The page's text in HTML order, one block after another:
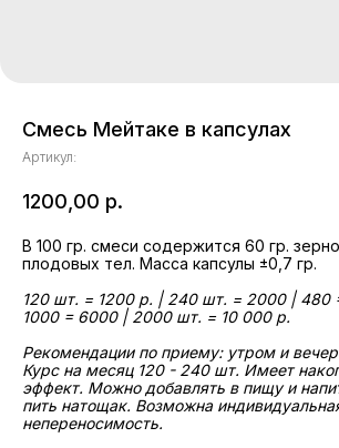
Смесь Мейтаке в капсулах
Артикул:
1200,00 р.
В 100 гр. смеси содержится 60 гр.
плодовых тел. Масса капсулы ±0,7 гр.
120 шт. = 1200 р. | 240 шт. = 2000 | 480
1000 = 6000 | 2000 шт. = 10 000 р.
Рекомендации по приему: утром и
Курс на месяц 120 - 240 шт. Имеет
эффект. Можно добавлять в пищу и
пить натощак. Возможна
непереносимость.